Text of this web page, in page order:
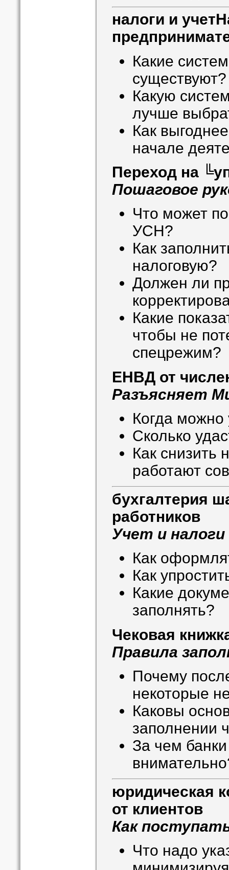
налоги и учет
Какие
существуют?
Какую
лучше
Как
начале
Переход на
Пошаговое
Что может
УСН?
Как
налоговую?
Должен ли
Какие
чтобы не
спецрежим?
ЕНВД от
Разъясняет
Когда
Сколько
Как снизить
работают
бухгалтерия
работников
Учет и налоги
Как
Как
Какие
заполнять?
Чековая
Правила
Почему
некоторые
Каковы
заполнении
За чем
юридическая
от клиентов
Как
Что надо